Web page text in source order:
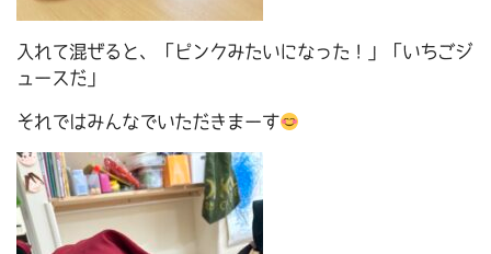
入れて混ぜると、「ピンクみたいになった！」「いちごジ
ュースだ」
それではみんなでいただきまーす